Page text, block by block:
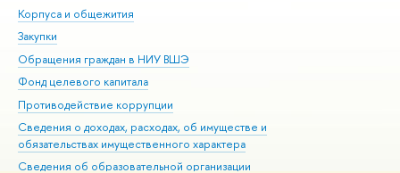
Корпуса и общежития
Закупки
Обращения граждан в НИУ ВШЭ
Фонд целевого капитала
Противодействие коррупции
Сведения о доходах, расходах, об имуществе и
обязательствах имущественного характера
Сведения об образовательной организации